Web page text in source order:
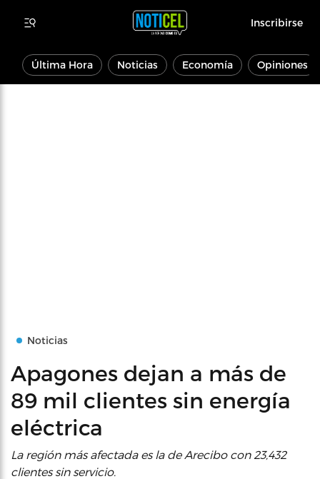
Inscribirse
Última Hora Noticias Economía Opiniones
Noticias
Apagones dejan a más de
89 mil clientes sin energía
eléctrica
La región más afectada es la de Arecibo con 23,432
clientes sin servicio.